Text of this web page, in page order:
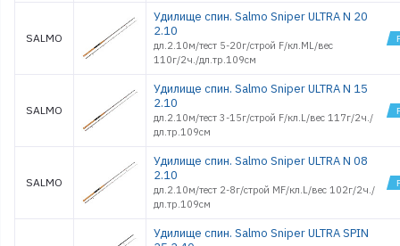
SALMO
Удилище спин. Salmo Sniper ULTRA N 20
2.10
дл.2.10м/тест 5-20г/строй F/кл.ML/вес
110г/2ч./дл.тр.109см
SALMO
Удилище спин. Salmo Sniper ULTRA N 15
2.10
дл.2.10м/тест 3-15г/строй F/кл.L/вес 117г/2ч./
дл.тр.109см
SALMO
Удилище спин. Salmo Sniper ULTRA N 08
2.10
дл.2.10м/тест 2-8г/строй MF/кл.L/вес 102г/2ч./
дл.тр.109см
Удилище спин. Salmo Sniper ULTRA SPIN